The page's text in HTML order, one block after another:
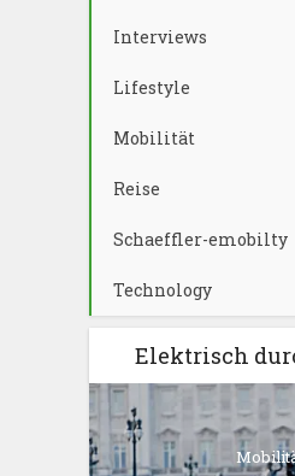
Interviews
Lifestyle
Mobilität
Reise
Schaeffler-emobilty
Technology
Elektrisch